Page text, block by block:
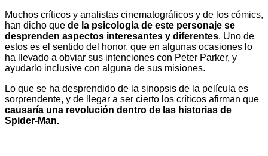
Muchos críticos y analistas cinematográficos y de los cómics,
han dicho que de la psicología de este personaje se
desprenden aspectos interesantes y diferentes. Uno de
estos es el sentido del honor, que en algunas ocasiones lo
ha llevado a obviar sus intenciones con Peter Parker, y
ayudarlo inclusive con alguna de sus misiones.
Lo que se ha desprendido de la sinopsis de la película es
sorprendente, y de llegar a ser cierto los críticos afirman que
causaría una revolución dentro de las historias de
Spider-Man.